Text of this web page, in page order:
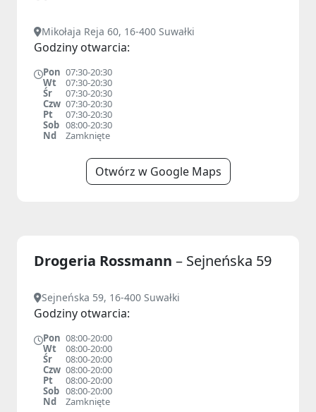
Mikołaja Reja 60, 16-400 Suwałki
Godziny otwarcia:
Pon 07:30-20:30
Wt
07:30-20:30
Śr
07:30-20:30
Czw 07:30-20:30
Pt
07:30-20:30
Sob 08:00-20:30
Nd
Zamknięte
Otwórz w Google Maps
Drogeria Rossmann – Sejneńska 59
Sejneńska 59, 16-400 Suwałki
Godziny otwarcia:
Pon 08:00-20:00
Wt
08:00-20:00
Śr
08:00-20:00
Czw 08:00-20:00
Pt
08:00-20:00
Sob 08:00-20:00
Nd
Zamknięte